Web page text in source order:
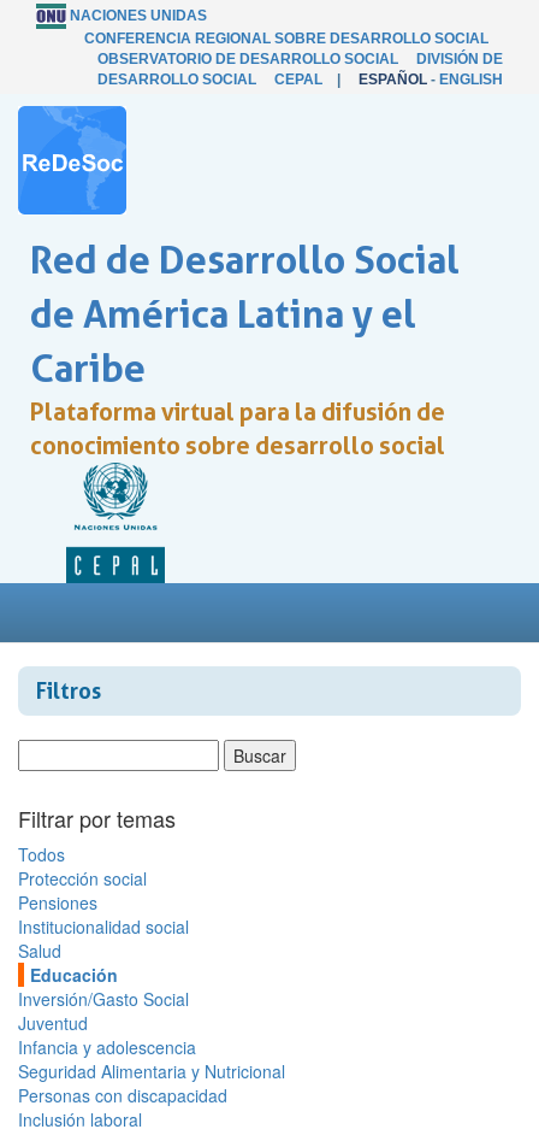
NACIONES UNIDAS
CONFERENCIA REGIONAL SOBRE DESARROLLO SOCIAL
OBSERVATORIO DE DESARROLLO SOCIAL
DIVISIÓN DE
DESARROLLO SOCIAL
CEPAL ESPAÑOL - ENGLISH
Red de Desarrollo Social
de América Latina y el
Caribe
Plataforma virtual para la difusión de
conocimiento sobre desarrollo social
Filtros
Filtrar por temas
Todos
Protección social
Pensiones
Institucionalidad social
Salud
Educación
Inversión/Gasto Social
Juventud
Infancia y adolescencia
Seguridad Alimentaria y Nutricional
Personas con discapacidad
Inclusión laboral